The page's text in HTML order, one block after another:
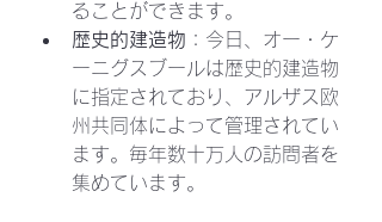
ることができます。
歴史的建造物 ：今日、オー・ケ
ーニグスブールは歴史的建造物
に指定されており、アルザス欧
州共同体によって管理されてい
ます。毎年数十万人の訪問者を
集めています。